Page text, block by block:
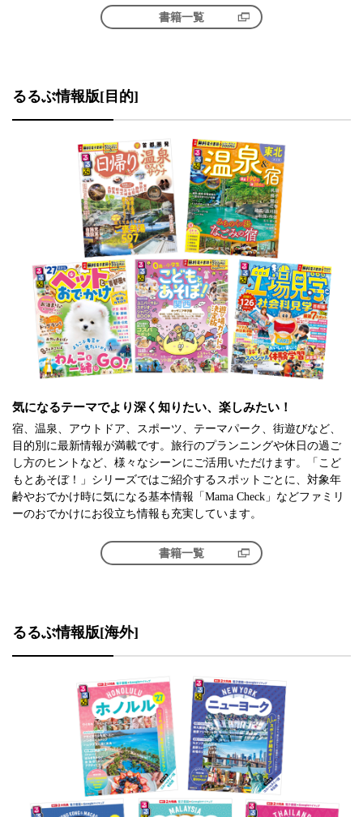
書籍一覧
るるぶ情報版[目的]
気になるテーマでより深く知りたい、楽しみたい！
宿、温泉、アウトドア、スポーツ、テーマパーク、街遊びなど、
目的別に最新情報が満載です。旅行のプランニングや休日の過ご
し方のヒントなど、様々なシーンにご活用いただけます。「こど
もとあそぼ！」シリーズではご紹介するスポットごとに、対象年
齢やおでかけ時に気になる基本情報「Mama Check」などファミリ
ーのおでかけにお役立ち情報も充実しています。
書籍一覧
るるぶ情報版[海外]